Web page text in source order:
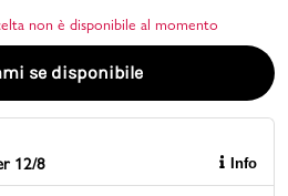
non è disponibile al momento
se disponibile
12/8 Info